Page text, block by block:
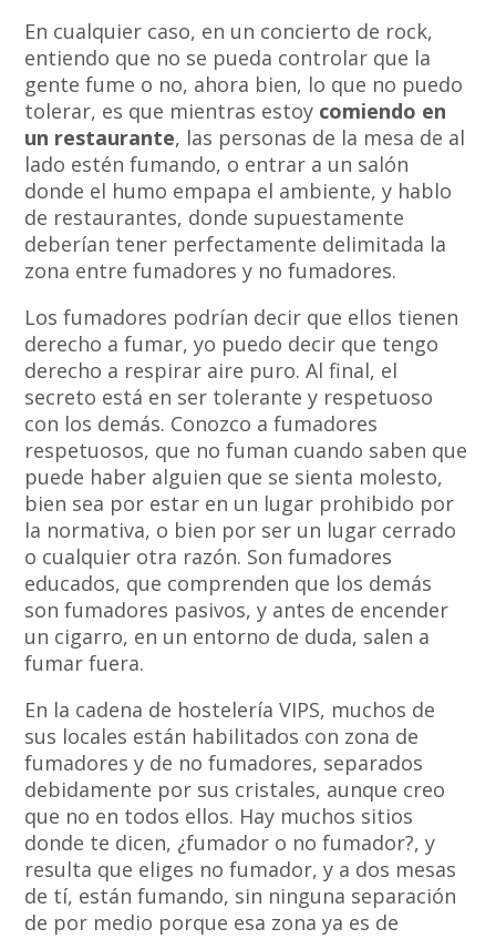
En cualquier caso, en un concierto de rock,
entiendo que no se pueda controlar que la
gente fume o no, ahora bien, lo que no puedo
tolerar, es que mientras estoy comiendo en
un restaurante, las personas de la mesa de al
lado estén fumando, o entrar a un salón
donde el humo empapa el ambiente, y hablo
de restaurantes, donde supuestamente
deberían tener perfectamente delimitada la
zona entre fumadores y no fumadores.
Los fumadores podrían decir que ellos tienen
derecho a fumar, yo puedo decir que tengo
derecho a respirar aire puro. Al final, el
secreto está en ser tolerante y respetuoso
con los demás. Conozco a fumadores
respetuosos, que no fuman cuando saben que
puede haber alguien que se sienta molesto,
bien sea por estar en un lugar prohibido por
la normativa, o bien por ser un lugar cerrado
o cualquier otra razón. Son fumadores
educados, que comprenden que los demás
son fumadores pasivos, y antes de encender
un cigarro, en un entorno de duda, salen a
fumar fuera.
En la cadena de hostelería VIPS, muchos de
sus locales están habilitados con zona de
fumadores y de no fumadores, separados
debidamente por sus cristales, aunque creo
que no en todos ellos. Hay muchos sitios
donde te dicen, ¿fumador o no fumador?, y
resulta que eliges no fumador, y a dos mesas
de tí, están fumando, sin ninguna separación
de por medio porque esa zona ya es de